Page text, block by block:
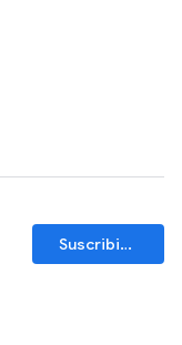
Suscribirse